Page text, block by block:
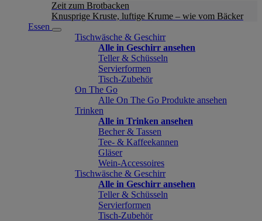
Zeit zum Brotbacken
Knusprige Kruste, luftige Krume – wie vom Bäcker
Essen
Tischwäsche & Geschirr
Alle in Geschirr ansehen
Teller & Schüsseln
Servierformen
Tisch-Zubehör
On The Go
Alle On The Go Produkte ansehen
Trinken
Alle in Trinken ansehen
Becher & Tassen
Tee- & Kaffeekannen
Gläser
Wein-Accessoires
Tischwäsche & Geschirr
Alle in Geschirr ansehen
Teller & Schüsseln
Servierformen
Tisch-Zubehör